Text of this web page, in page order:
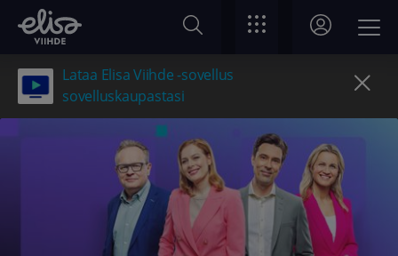
Lataa Elisa Viihde -sovellus
sovelluskaupastasi